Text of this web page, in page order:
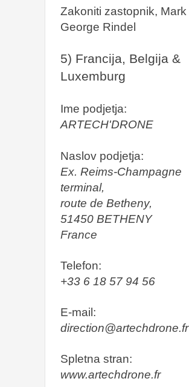
Zakoniti zastopnik, Mark
George Rindel
5) Francija, Belgija &
Luxemburg
Ime podjetja:
ARTECH'DRONE
Naslov podjetja:
Ex. Reims-Champagne
terminal,
route de Betheny,
51450 BETHENY
France
Telefon:
+33 6 18 57 94 56
E-mail:
direction@artechdrone.fr
Spletna stran:
www.artechdrone.fr